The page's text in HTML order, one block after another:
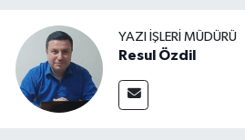
YAZI İŞLERI MÜDÜRÜ
Resul Özdil